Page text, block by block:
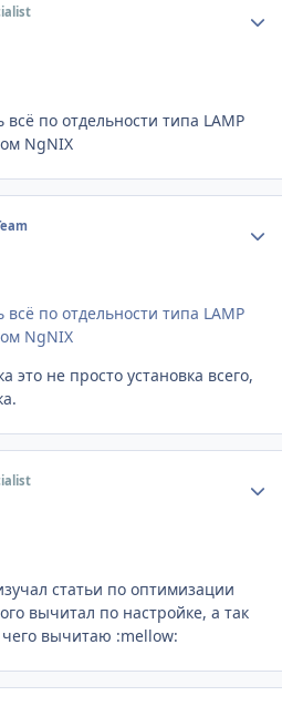
всё по отдельности типа LAMP
NgNIX
по отдельности типа LAMP
NgNIX
это не просто установка всего,
статьи по оптимизации
вычитал по настройке, а так
вычитаю :mellow: